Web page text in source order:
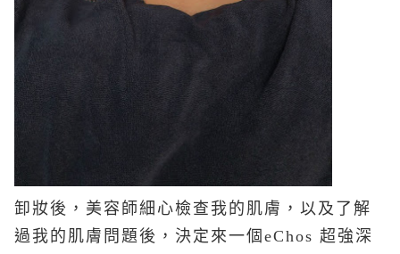
卸妝後，美容師細心檢查我的肌膚，以及了解
過我的肌膚問題後，決定來一個eChos 超強深